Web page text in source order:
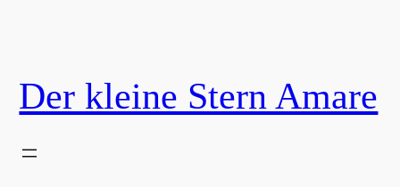
Der kleine Stern Amare